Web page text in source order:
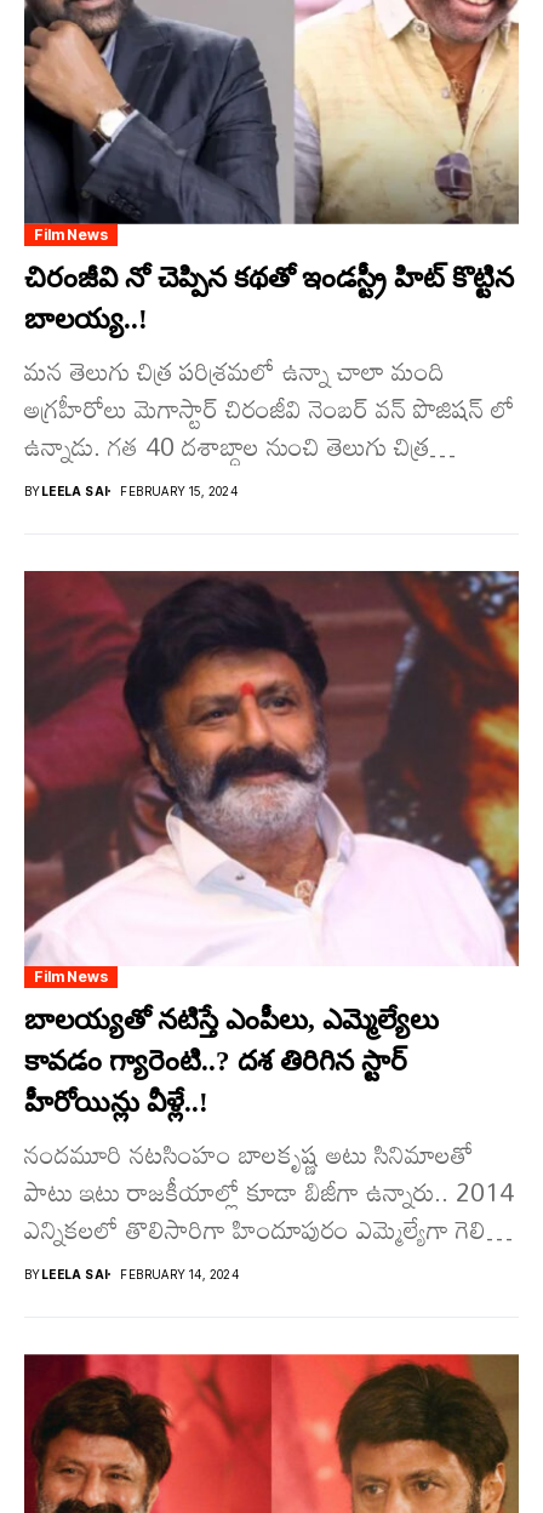
Film News
చిరంజీవి నో చెప్పిన కథతో ఇండస్ట్రీ హిట్ కొట్టిన
బాలయ్య..!
మన తెలుగు చిత్ర పరిశ్రమలో ఉన్నా చాలా మంది
అగ్రహీరోలు మెగాస్టార్ చిరంజీవి నెంబర్ వన్ పొజిషన్ లో
ఉన్నాడు. గత 40 దశాబ్దాల నుంచి తెలుగు చిత్ర
పరిశ్రమకు మకుటం...
BYLEELA SAI FEBRUARY 15, 2024
Film News
బాల‌య్య‌తో నటిస్తే ఎంపీలు, ఎమ్మెల్యేలు
కావడం గ్యారెంటి..? దశ తిరిగిన స్టార్
హీరోయిన్లు వీళ్లే..!
నందమూరి నటసింహం బాలకృష్ణ అటు సినిమాలతో
పాటు ఇటు రాజకీయాల్లో కూడా బిజీగా ఉన్నారు.. 2014
ఎన్నికలలో తొలిసారిగా హిందూపురం ఎమ్మెల్యేగా గెలిచిన
త‌ర్వాత‌ 2019 ఎన్నికలలోను వరుసగా రెండోసారి
BYLEELA SAI FEBRUARY 14, 2024